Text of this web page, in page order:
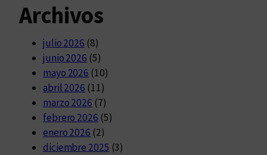
Archivos
julio 2026 (8)
junio 2026 (5)
mayo 2026 (10)
abril 2026 (11)
marzo 2026 (7)
febrero 2026 (5)
enero 2026 (2)
diciembre 2025 (3)